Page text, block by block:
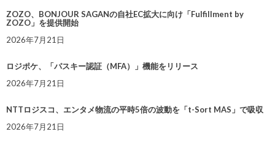
ZOZO、BONJOUR SAGANの自社EC拡大に向け「Fulfillment by
ZOZO」を提供開始
2026年7月21日
ロジポケ、「パスキー認証（MFA）」機能をリリース
2026年7月21日
NTTロジスコ、エンタメ物流の平時5倍の波動を「t-Sort MAS」で吸収
2026年7月21日